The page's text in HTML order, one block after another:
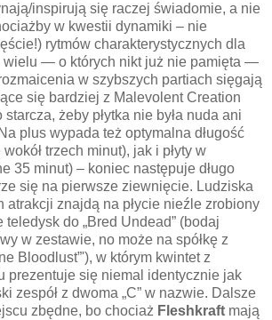
inspirują się raczej świadomie, a nie
w kwestii dynamiki – nie
rytmów charakterystycznych dla
wielu — o których nikt już nie pamięta —
w szybszych partiach sięgają
się bardziej z Malevolent Creation
żeby płytka nie była nuda ani
plus wypada też optymalna długość
trzech minut), jak i płyty w
35 minut) – koniec następuje długo
się na pierwsze ziewnięcie. Ludziska
atrakcji znajdą na płycie nieźle zrobiony
do „Bred Undead” (bodaj
w zestawie, no może na spółkę z
Bloodlust”'), w którym kwintet z
prezentuje się niemal identycznie jak
zespół z dwoma „C” w nazwie. Dalsze
zbędne, bo chociaż Fleshkraft mają